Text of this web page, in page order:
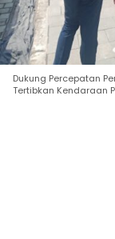
Dukung Percepatan
Tertibkan Kendaraan